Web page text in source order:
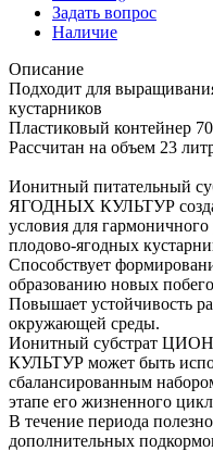
Задать вопрос
Наличие
Описание
Подходит для
кустарников
Пластиковый контейнер
Рассчитан на объем 23
Ионитный питательный
ЯГОДНЫХ КУЛЬТУР
условия для
плодово-ягодных
Способствует
образованию новых
Повышает устойчивость
окружающей среды.
Ионитный субстрат
КУЛЬТУР может быть
сбалансированным
этапе его жизненного
В течение периода
дополнительных